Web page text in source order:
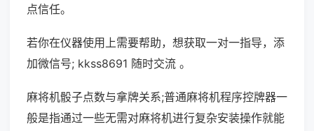
点信任。
若你在仪器使用上需要帮助，想获取一对一指导，添
加微信号; kkss8691 随时交流 。
麻将机骰子点数与拿牌关系;普通麻将机程序控牌器一
般是指通过一些无需对麻将机进行复杂安装操作就能